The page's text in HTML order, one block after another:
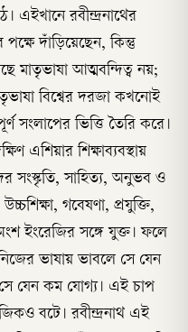
এইখানে রবীন্দ্রনাথের
পক্ষে দাঁড়িয়েছেন, কিন্তু
মাতৃভাষা আত্মবন্দিত্ব নয়;
বিশ্বের দরজা কখনোই
সংলাপের ভিত্তি তৈরি করে।
এশিয়ার শিক্ষাব্যবস্থায়
সংস্কৃতি, সাহিত্য, অনুভব ও
গবেষণা, প্রযুক্তি,
ইংরেজির সঙ্গে যুক্ত। ফলে
ভাষায় ভাবলে সে যেন
যেন কম যোগ্য। এই চাপ
বটে। রবীন্দ্রনাথ এই